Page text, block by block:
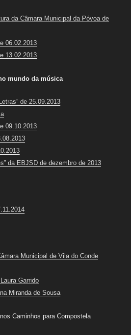
da Câmara Municipal da Póvoa de
06.02.2013
13.02.2013
mundo da música
de 25.09.2013
09.10.2013
da EBJSD de dezembro de 2013
Municipal de Vila do Conde
Garrido
Miranda de Sousa
Caminhos para Compostela